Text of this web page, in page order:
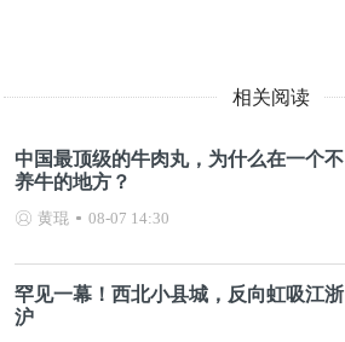
相关阅读
中国最顶级的牛肉丸，为什么在一个不
养牛的地方？
黄琨 08-07 14:30
罕见一幕！西北小县城，反向虹吸江浙
沪